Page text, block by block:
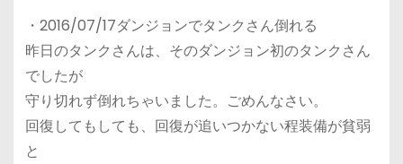
・2016/07/17ダンジョンでタンクさん倒れる
昨日のタンクさんは、そのダンジョン初のタンクさん
でしたが
守り切れず倒れちゃいました。ごめんなさい。
回復してもしても、回復が追いつかない程装備が貧弱
と